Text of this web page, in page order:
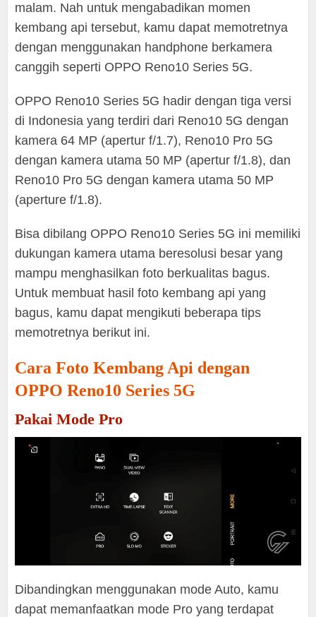
malam. Nah untuk mengabadikan momen
kembang api tersebut, kamu dapat memotretnya
dengan menggunakan handphone berkamera
canggih seperti OPPO Reno10 Series 5G.
OPPO Reno10 Series 5G hadir dengan tiga versi
di Indonesia yang terdiri dari Reno10 5G dengan
kamera 64 MP (apertur f/1.7), Reno10 Pro 5G
dengan kamera utama 50 MP (apertur f/1.8), dan
Reno10 Pro 5G dengan kamera utama 50 MP
(aperture f/1.8).
Bisa dibilang OPPO Reno10 Series 5G ini memiliki
dukungan kamera utama beresolusi besar yang
mampu menghasilkan foto berkualitas bagus.
Untuk membuat hasil foto kembang api yang
bagus, kamu dapat mengikuti beberapa tips
memotretnya berikut ini.
Cara Foto Kembang Api dengan
OPPO Reno10 Series 5G
Pakai Mode Pro
Dibandingkan menggunakan mode Auto, kamu
dapat memanfaatkan mode Pro yang terdapat